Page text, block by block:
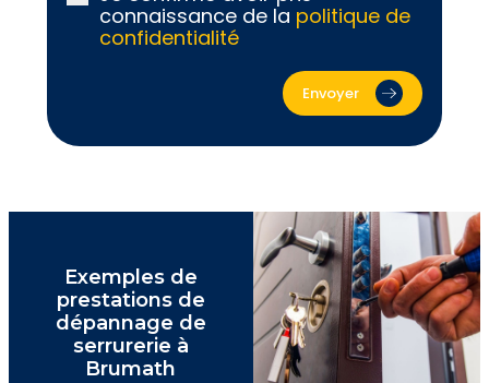
connaissance de la politique de
confidentialité
Envoyer
Exemples de
prestations de
dépannage de
serrurerie à
Brumath